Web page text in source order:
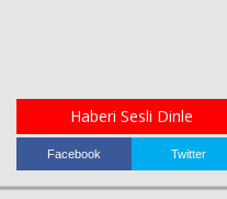
Haberi Sesli Dinle
Facebook Twitter